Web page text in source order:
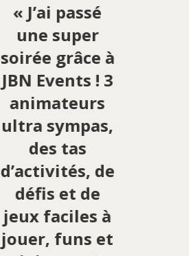
« J’ai passé
une super
soirée grâce à
JBN Events ! 3
animateurs
ultra sympas,
des tas
d’activités, de
défis et de
jeux faciles à
jouer, funs et